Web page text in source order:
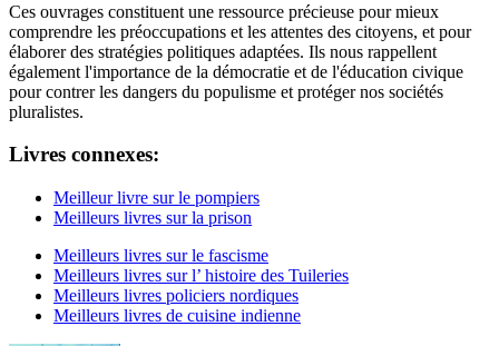
Ces ouvrages constituent une ressource précieuse pour mieux
comprendre les préoccupations et les attentes des citoyens, et pour
élaborer des stratégies politiques adaptées. Ils nous rappellent
également l'importance de la démocratie et de l'éducation civique
pour contrer les dangers du populisme et protéger nos sociétés
pluralistes.
Livres connexes:
Meilleur livre sur le pompiers
Meilleurs livres sur la prison
Meilleurs livres sur le fascisme
Meilleurs livres sur l’ histoire des Tuileries
Meilleurs livres policiers nordiques
Meilleurs livres de cuisine indienne